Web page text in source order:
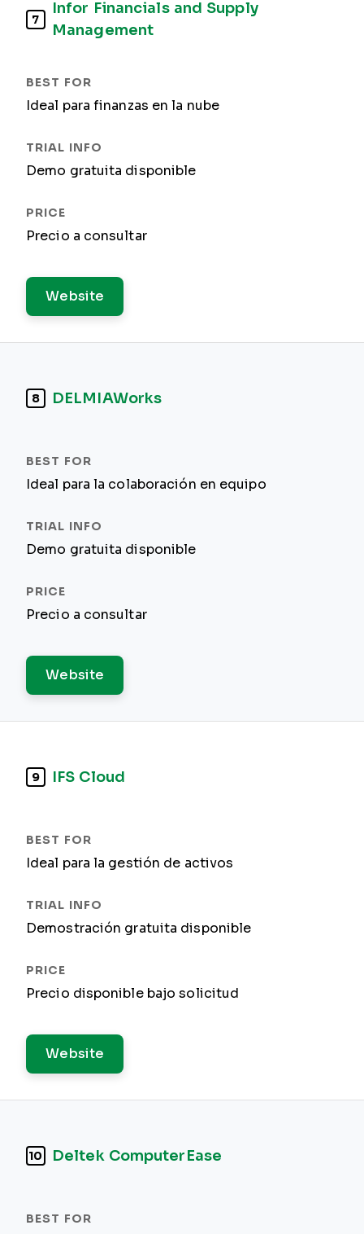
7
Infor Financials and Supply
Management
Ideal para finanzas en la nube
Demo gratuita disponible
Precio a consultar
Website
8 DELMIAWorks
Ideal para la colaboración en equipo
Demo gratuita disponible
Precio a consultar
Website
9 IFS Cloud
Ideal para la gestión de activos
Demostración gratuita disponible
Precio disponible bajo solicitud
Website
10 Deltek ComputerEase